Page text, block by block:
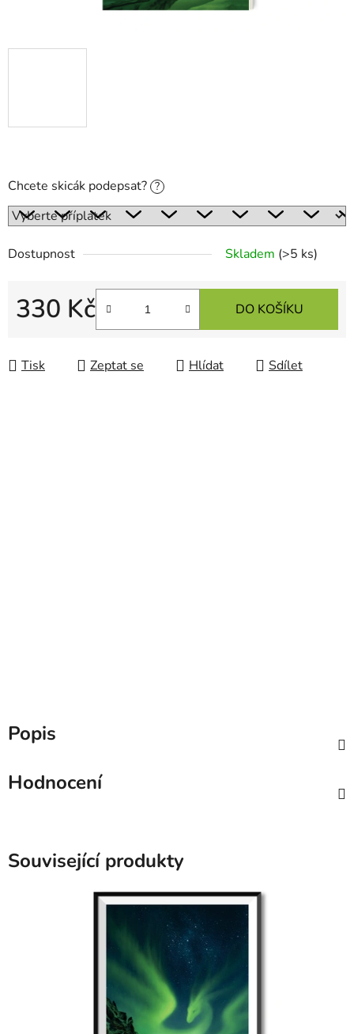
Chcete skicák podepsat? ?
Dostupnost Skladem (>5 ks)
330 Kč DO KOŠÍKU
Tisk Zeptat se Hlídat Sdílet
Popis
Hodnocení
Související produkty